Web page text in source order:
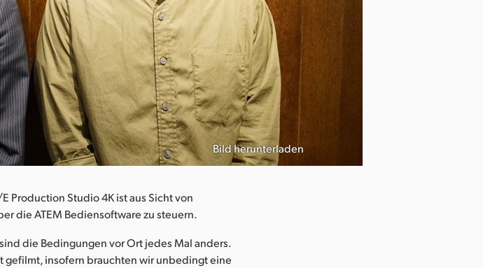
Bild herunterladen
Production Studio 4K ist aus Sicht von
die ATEM Bediensoftware zu steuern.
die Bedingungen vor Ort jedes Mal anders.
gefilmt, insofern brauchten wir unbedingt eine